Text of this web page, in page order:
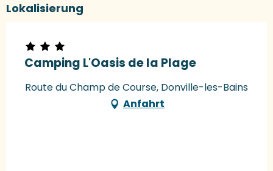
Lokalisierung
Camping L'Oasis de la Plage
Route du Champ de Course, Donville-les-Bains
Anfahrt